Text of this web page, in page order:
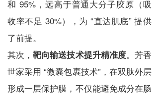
和 95%，远高于普通大分子胶原（吸
收率不足 30%），为 “直达肌底” 提供
了前提。
其次，靶向输送技术提升精准度。芳香
世家采用 “微囊包裹技术”，在双肽外层
形成一层保护膜，不仅能避免成分在肠